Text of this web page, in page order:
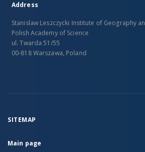
Address
Stanislaw Leszczycki Institute of Geography
Polish Academy of Science
ul. Twarda 51/55
00-818 Warszawa, Poland
SITEMAP
Main page